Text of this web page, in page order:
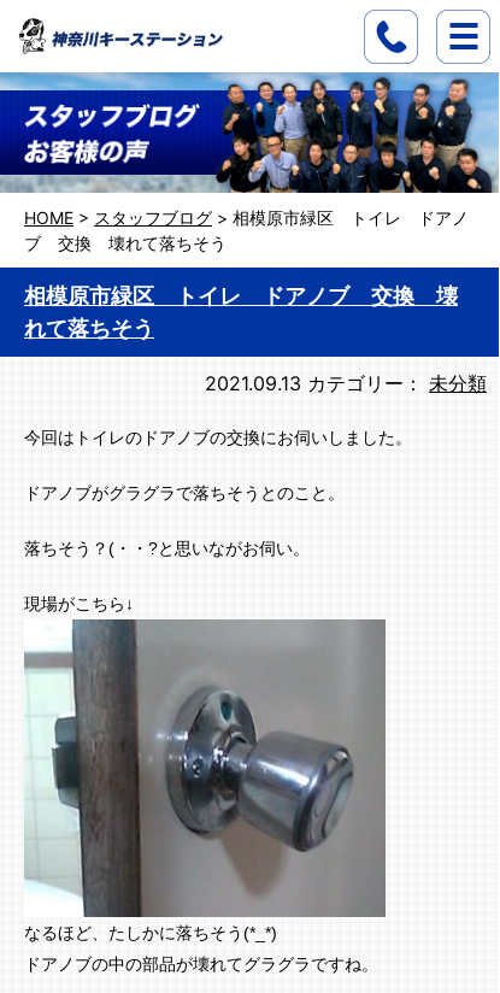
HOME > スタッフブログ > 相模原市緑区 トイレ ドアノ
ブ 交換 壊れて落ちそう
相模原市緑区 トイレ ドアノブ 交換 壊
れて落ちそう
2021.09.13 カテゴリー： 未分類
今回はトイレのドアノブの交換にお伺いしました。
ドアノブがグラグラで落ちそうとのこと。
落ちそう？(・・?と思いながお伺い。
現場がこちら↓
なるほど、たしかに落ちそう(*_*)
ドアノブの中の部品が壊れてグラグラですね。